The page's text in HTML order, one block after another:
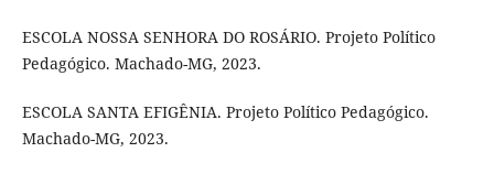
ESCOLA NOSSA SENHORA DO ROSÁRIO. Projeto Político
Pedagógico. Machado-MG, 2023.
ESCOLA SANTA EFIGÊNIA. Projeto Político Pedagógico.
Machado-MG, 2023.